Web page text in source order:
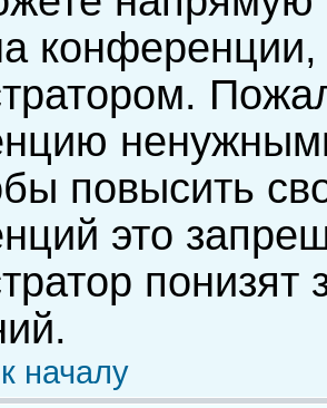
повысить
это
понизят
началу